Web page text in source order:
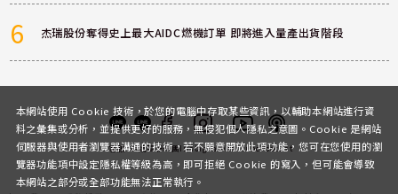
6 杰瑞股份奪得史上最大AIDC燃機訂單 即將進入量產出貨階段
客服 討論區粉絲團InstagramYoutubePodcast
本網站使用 Cookie 技術，於您的電腦中存取某些資訊，以輔助本網站進行資
料之彙集或分析，並提供更好的服務，無侵犯個人隱私之意圖。Cookie 是網站
伺服器與使用者瀏覽器溝通的技術，若不願意開放此項功能，您可在您使用的瀏
覽器功能項中設定隱私權等級為高，即可拒絕 Cookie 的寫入，但可能會導致
本網站之部分或全部功能無法正常執行。